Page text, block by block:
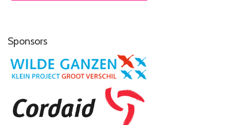
Sponsors